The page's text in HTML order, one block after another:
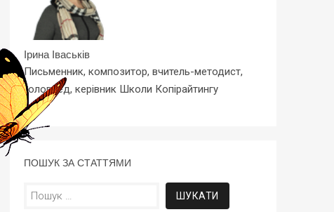
Ірина Іваськів
Письменник, композитор, вчитель-методист,
головред, керівник Школи Копірайтингу
ПОШУК ЗА СТАТТЯМИ
Пошук: